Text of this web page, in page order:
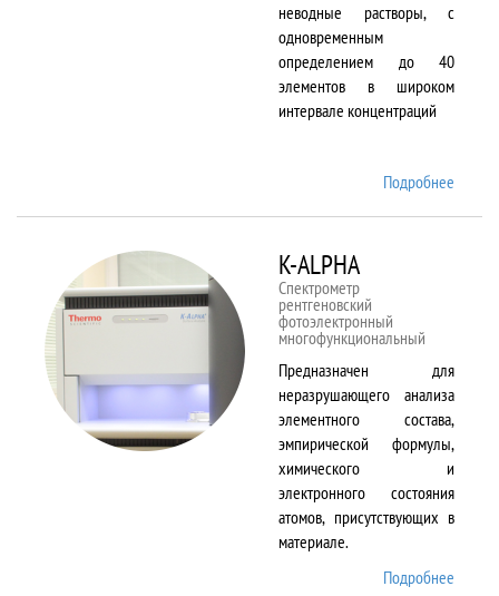
неводные растворы, с
одновременным
определением до 40
элементов в широком
интервале концентраций
Подробнее
K-ALPHA
Спектрометр
рентгеновский
фотоэлектронный
многофункциональный
Предназначен для
неразрушающего анализа
элементного состава,
эмпирической формулы,
химического и
электронного состояния
атомов, присутствующих в
материале.
Подробнее